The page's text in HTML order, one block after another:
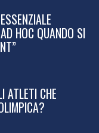
HOC QUANDO SI
ATLETI CHE